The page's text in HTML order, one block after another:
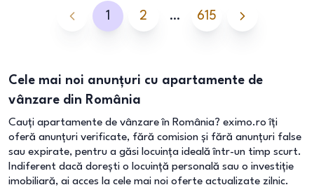
1 2 … 615
Cele mai noi anunțuri cu apartamente de
vânzare din România
Cauți apartamente de vânzare în România? eximo.ro îți
oferă anunțuri verificate, fără comision și fără anunțuri false
sau expirate, pentru a găsi locuința ideală într-un timp scurt.
Indiferent dacă dorești o locuință personală sau o investiție
imobiliară, ai acces la cele mai noi oferte actualizate zilnic.